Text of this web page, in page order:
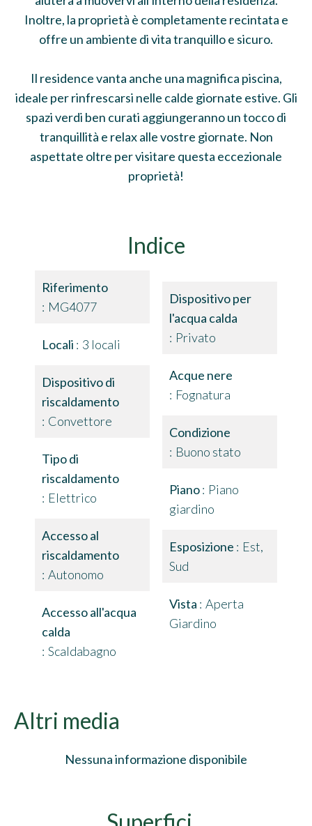
Inoltre, la proprietà è completamente recintata e
offre un ambiente di vita tranquillo e sicuro.
Il residence vanta anche una magnifica piscina,
ideale per rinfrescarsi nelle calde giornate estive. Gli
spazi verdi ben curati aggiungeranno un tocco di
tranquillità e relax alle vostre giornate. Non
aspettate oltre per visitare questa eccezionale
proprietà!
Indice
Riferimento
MG4077
Locali 3 locali
Dispositivo di
riscaldamento
Convettore
Tipo di
riscaldamento
Elettrico
Accesso al
riscaldamento
Autonomo
Accesso all'acqua
calda
Scaldabagno
Dispositivo per
l'acqua calda
Privato
Acque nere
Fognatura
Condizione
Buono stato
Piano
Piano
giardino
Esposizione
Est,
Sud
Vista Aperta
Giardino
Altri media
Nessuna informazione disponibile